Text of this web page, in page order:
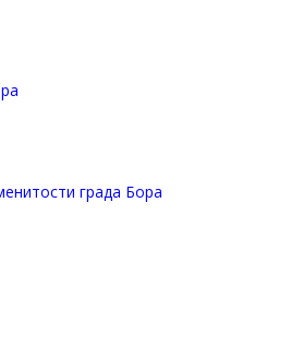
града Бора